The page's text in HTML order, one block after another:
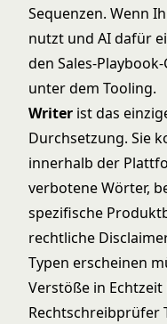
Sequenzen. Wenn
nutzt und AI dafür
den Sales-
unter dem Tooling.
Writer ist das
Durchsetzung. Sie
innerhalb der
verbotene Wörter,
spezifische
rechtliche
Typen erscheinen
Verstöße in
Rechtschreibprüfer